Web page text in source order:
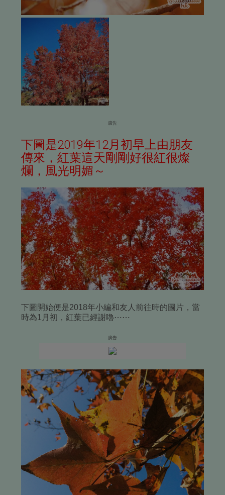
廣告
下圖是2019年12月初早上由朋友
傳來，紅葉這天剛剛好很紅很燦
爛，風光明媚～
下圖開始便是2018年小編和友人前往時的圖片，當
時為1月初，紅葉已經謝嚕⋯⋯
廣告